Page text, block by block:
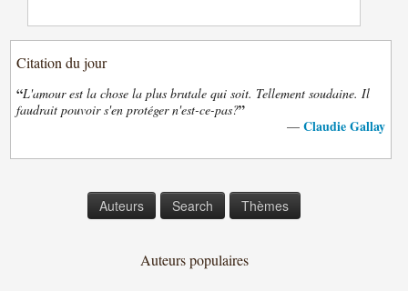
Citation du jour
“L'amour est la chose la plus brutale qui soit. Tellement soudaine. Il
faudrait pouvoir s'en protéger n'est-ce-pas?”
— Claudie Gallay
Auteurs Search Thèmes
Auteurs populaires